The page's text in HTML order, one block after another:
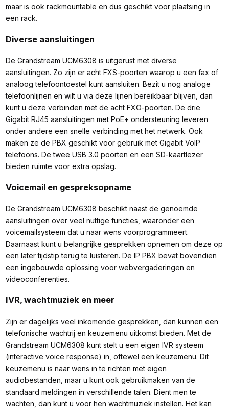
maar is ook rackmountable en dus geschikt voor plaatsing in
een rack.
Diverse aansluitingen
De Grandstream UCM6308 is uitgerust met diverse
aansluitingen. Zo zijn er acht FXS-poorten waarop u een fax of
analoog telefoontoestel kunt aansluiten. Bezit u nog analoge
telefoonlijnen en wilt u via deze lijnen bereikbaar blijven, dan
kunt u deze verbinden met de acht FXO-poorten. De drie
Gigabit RJ45 aansluitingen met PoE+ ondersteuning leveren
onder andere een snelle verbinding met het netwerk. Ook
maken ze de PBX geschikt voor gebruik met Gigabit VoIP
telefoons. De twee USB 3.0 poorten en een SD-kaartlezer
bieden ruimte voor extra opslag.
Voicemail en gespreksopname
De Grandstream UCM6308 beschikt naast de genoemde
aansluitingen over veel nuttige functies, waaronder een
voicemailsysteem dat u naar wens voorprogrammeert.
Daarnaast kunt u belangrijke gesprekken opnemen om deze op
een later tijdstip terug te luisteren. De IP PBX bevat bovendien
een ingebouwde oplossing voor webvergaderingen en
videoconferenties.
IVR, wachtmuziek en meer
Zijn er dagelijks veel inkomende gesprekken, dan kunnen een
telefonische wachtrij en keuzemenu uitkomst bieden. Met de
Grandstream UCM6308 kunt stelt u een eigen IVR systeem
(interactive voice response) in, oftewel een keuzemenu. Dit
keuzemenu is naar wens in te richten met eigen
audiobestanden, maar u kunt ook gebruikmaken van de
standaard meldingen in verschillende talen. Dient men te
wachten, dan kunt u voor hen wachtmuziek instellen. Het kan